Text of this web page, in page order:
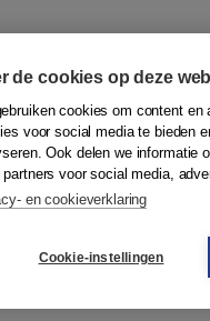
Quantity
−
34,50
Plaats op wensenlijst
de cookies op deze
cookies om content en
voor social media te bieden
Ook delen we informatie
partners voor social media,
en cookieverklaring
Cookie-instellingen